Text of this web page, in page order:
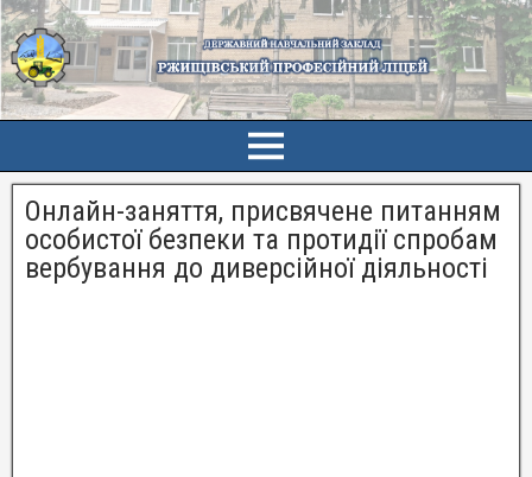
Онлайн-заняття, присвячене питанням
особистої безпеки та протидії спробам
вербування до диверсійної діяльності